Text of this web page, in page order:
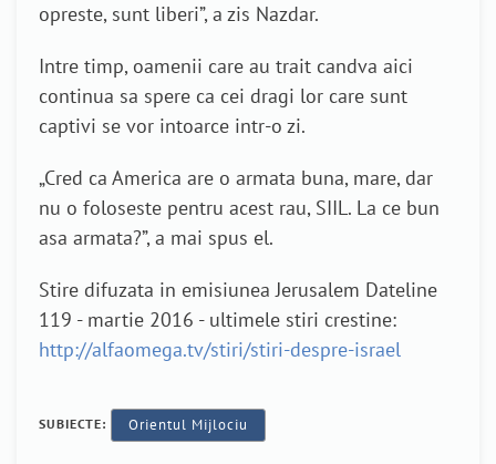
opreste, sunt liberi”, a zis Nazdar.
Intre timp, oamenii care au trait candva aici
continua sa spere ca cei dragi lor care sunt
captivi se vor intoarce intr-o zi.
„Cred ca America are o armata buna, mare, dar
nu o foloseste pentru acest rau, SIIL. La ce bun
asa armata?”, a mai spus el.
Stire difuzata in emisiunea Jerusalem Dateline
119 - martie 2016 - ultimele stiri crestine:
http://alfaomega.tv/stiri/stiri-despre-israel
SUBIECTE: Orientul Mijlociu